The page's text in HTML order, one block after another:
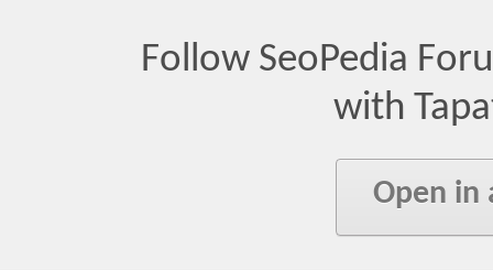
Follow SeoPedia
with
Open in